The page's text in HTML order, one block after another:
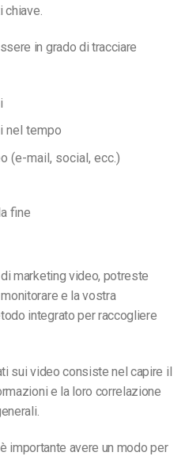
chiave.
in grado di tracciare
nel tempo
(e-mail, social, ecc.)
fine
marketing video, potreste
e la vostra
integrato per raccogliere
sui video consiste nel capire il
e la loro correlazione
importante avere un modo per